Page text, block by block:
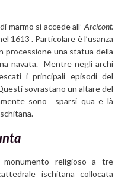
marmo si accede all’ Arciconf.
1613 . Particolare è l’usanza
processione una statua della
navata. Mentre negli archi
i principali episodi del
sovrastano un altare del
sono sparsi qua e là
religioso a tre
ischitana collocata